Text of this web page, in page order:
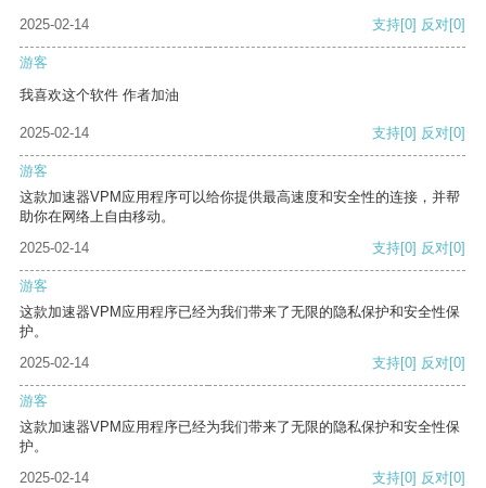
2025-02-14 支持[0] 反对[0]
游客
我喜欢这个软件 作者加油
2025-02-14 支持[0] 反对[0]
游客
这款加速器VPM应用程序可以给你提供最高速度和安全性的连接，并帮
助你在网络上自由移动。
2025-02-14
支持[0] 反对[0]
游客
这款加速器VPM应用程序已经为我们带来了无限的隐私保护和安全性保
护。
2025-02-14
支持[0] 反对[0]
游客
这款加速器VPM应用程序已经为我们带来了无限的隐私保护和安全性保
护。
2025-02-14
支持[0] 反对[0]